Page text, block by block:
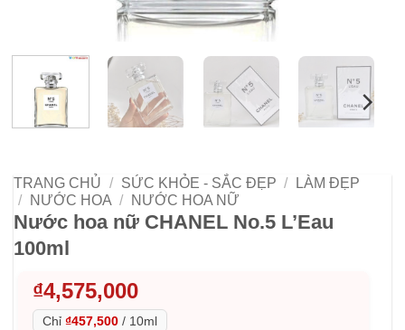
TRANG CHỦ / SỨC KHỎE - SẮC ĐẸP /
LÀM ĐẸP
/
NƯỚC HOA / NƯỚC HOA NỮ
Nước hoa nữ CHANEL No.5 L’Eau
100ml
₫4,575,000
Chỉ ₫457,500 / 10ml